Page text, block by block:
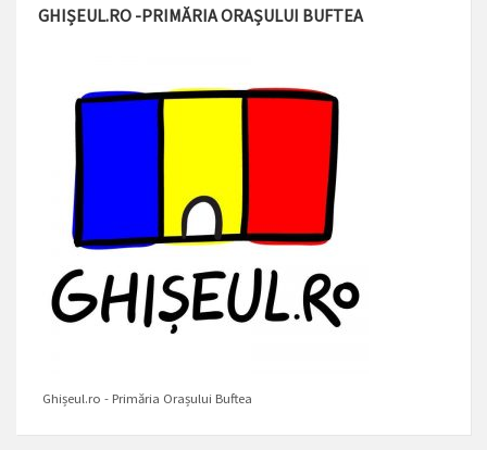
GHIȘEUL.RO -PRIMĂRIA ORAȘULUI BUFTEA
Ghișeul.ro - Primăria Orașului Buftea